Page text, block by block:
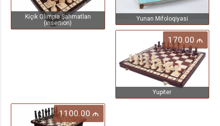
Kiçik Olimpia Şahmatları
(insertion)
Yunan Mifoloqiyasi
Yupiter
170.00 M
1100.00 M